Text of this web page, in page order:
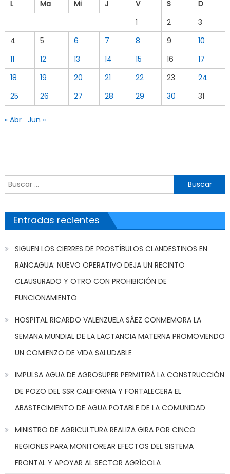
L Ma Mi J V S
D
1
2
3
4
5 6 7 8 9
10
11
12 13 14 15 16
17
18
19 20 21 22 23
24
25
26 27 28 29 30 31
« Abr Jun »
Buscar por:
Entradas recientes
SIGUEN LOS CIERRES DE PROSTÍBULOS CLANDESTINOS EN
RANCAGUA: NUEVO OPERATIVO DEJA UN RECINTO
CLAUSURADO Y OTRO CON PROHIBICIÓN DE
FUNCIONAMIENTO
HOSPITAL RICARDO VALENZUELA SÁEZ CONMEMORA LA
SEMANA MUNDIAL DE LA LACTANCIA MATERNA PROMOVIENDO
UN COMIENZO DE VIDA SALUDABLE
IMPULSA AGUA DE AGROSUPER PERMITIRÁ LA CONSTRUCCIÓN
DE POZO DEL SSR CALIFORNIA Y FORTALECERA EL
ABASTECIMIENTO DE AGUA POTABLE DE LA COMUNIDAD
MINISTRO DE AGRICULTURA REALIZA GIRA POR CINCO
REGIONES PARA MONITOREAR EFECTOS DEL SISTEMA
FRONTAL Y APOYAR AL SECTOR AGRÍCOLA